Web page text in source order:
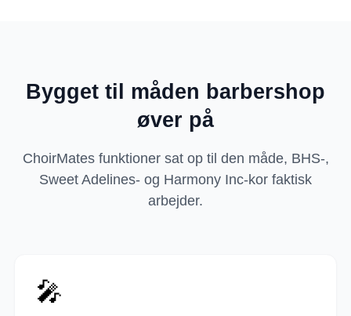
Bygget til måden barbershop
øver på
ChoirMates funktioner sat op til den måde, BHS-,
Sweet Adelines- og Harmony Inc-kor faktisk
arbejder.
🎤